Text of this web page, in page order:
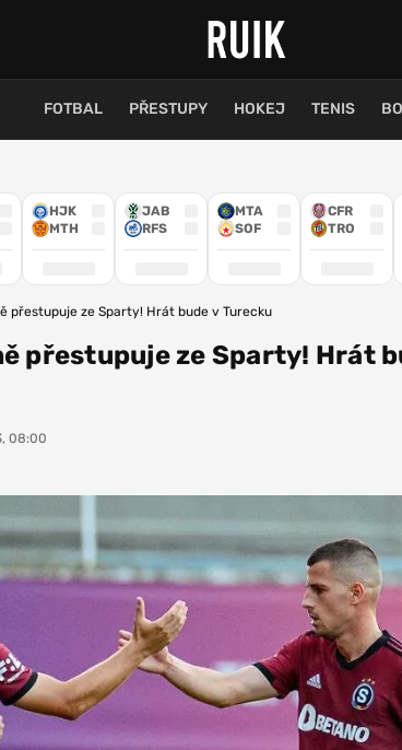
FOTBAL PŘESTUPY HOKEJ TENIS
HJK
MTH
JAB
RFS
MTA
SOF
CFR
TRO
přestupuje ze Sparty! Hrát bude v Turecku
přestupuje ze Sparty! Hrát
08:00